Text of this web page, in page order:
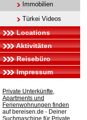
Immobilien
Türkei Videos
Locations
Aktivitäten
Reisebüro
Impressum
Private Unterkünfte,
Apartments und
Ferienwohnungen finden
auf bereisen.de - Deiner
Suchmaschine für Private